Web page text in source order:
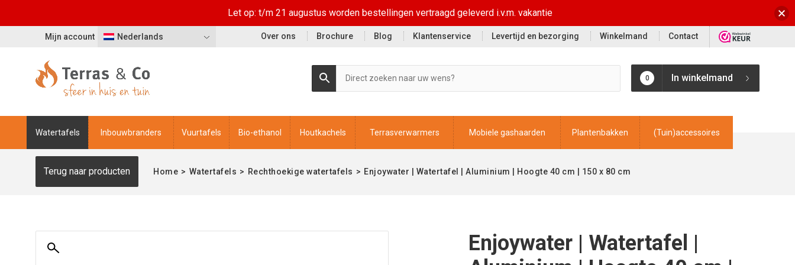
Nederlands
Mijn account Over ons Brochure Blog Klantenservice Levertijd en bezorging Winkelmand Contact
0 In winkelmand
Watertafels Inbouwbranders Vuurtafels Bio-ethanol Houtkachels Terrasverwarmers Mobiele gashaarden Plantenbakken (Tuin)accessoires
Terug naar producten Home > Watertafels > Rechthoekige watertafels > Enjoywater | Watertafel | Aluminium | Hoogte 40 cm | 150 x 80 cm
Enjoywater | Watertafel |
Let op: t/m 21 augustus worden bestellingen vertraagd geleverd i.v.m. vakantie